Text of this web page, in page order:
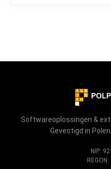
Softwareoplossingen &
Gevestigd in
NIP: